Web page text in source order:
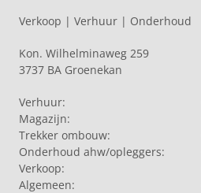
Verkoop | Verhuur | Onderhoud
Kon. Wilhelminaweg 259
3737 BA Groenekan
Verhuur:
Magazijn:
Trekker ombouw:
Onderhoud ahw/opleggers:
Verkoop:
Algemeen: